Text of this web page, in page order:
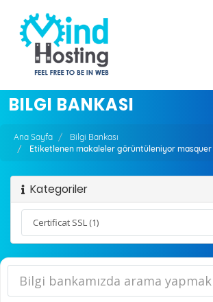
BILGI BANKASI
Ana Sayfa
Bilgi Bankası
Etiketlenen makaleler görüntüleniyor masquer
Kategoriler